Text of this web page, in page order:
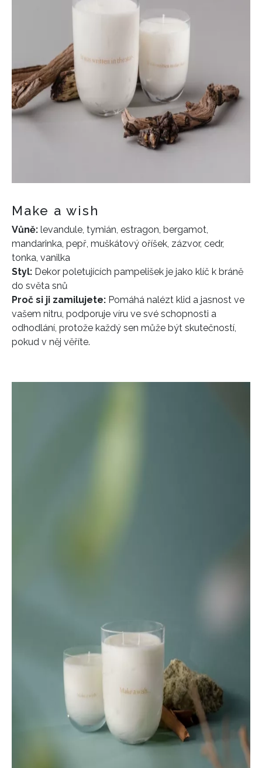
Make a wish
Vůně: levandule, tymián, estragon, bergamot,
mandarinka, pepř, muškátový oříšek, zázvor, cedr,
tonka, vanilka
Styl: Dekor poletujících pampelišek je jako klíč k bráně
do světa snů
Proč si ji zamilujete: Pomáhá nalézt klid a jasnost ve
vašem nitru, podporuje víru ve své schopnosti a
odhodlání, protože každý sen může být skutečností,
pokud v něj věříte.